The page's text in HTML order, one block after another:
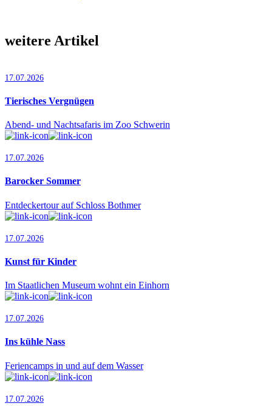
weitere Artikel
17.07.2026
Tierisches Vergnügen
Abend- und Nachtsafaris im Zoo Schwerin
17.07.2026
Barocker Sommer
Entdeckertour auf Schloss Bothmer
17.07.2026
Kunst für Kinder
Im Staatlichen Museum wohnt ein Einhorn
17.07.2026
Ins kühle Nass
Feriencamps in und auf dem Wasser
17.07.2026